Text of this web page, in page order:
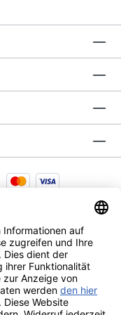
nächste Blatt
Format
eine extra
Das
aus
Produkt
und ist
mit hohem
Zahlungsarten